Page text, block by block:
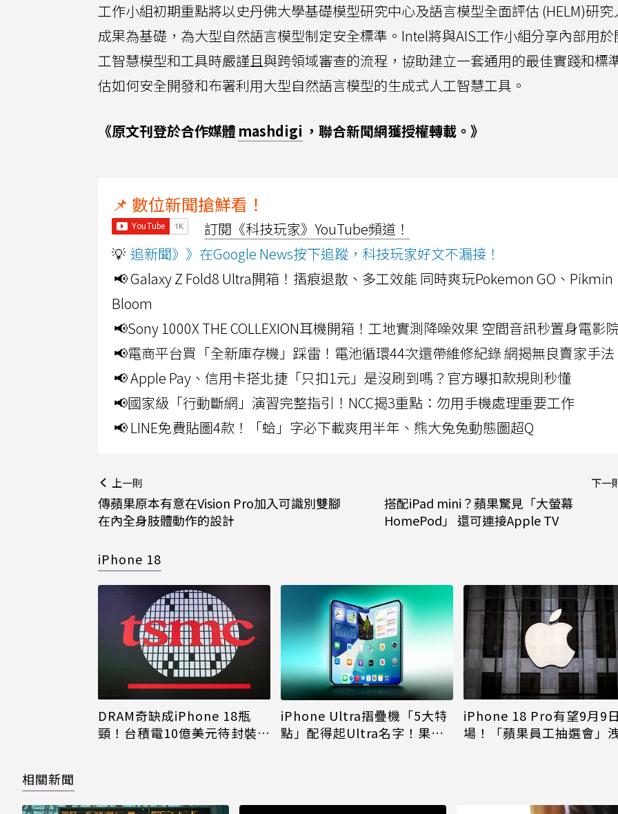
工作小組初期重點將以史丹佛大學基礎模型研究中心及語言模型全面評估 (HELM)研究
成果為基礎，為大型自然語言模型制定安全標準。Intel將與AIS工作小組分享內部用
工智慧模型和工具時嚴謹且與跨領域審查的流程，協助建立一套通用的最佳實踐和標
估如何安全開發和布署利用大型自然語言模型的生成式人工智慧工具。
《原文刊登於合作媒體 mashdigi ，聯合新聞網獲授權轉載。》
📌 數位新聞搶鮮看！
訂閱《科技玩家》YouTube頻道！
💡 追新聞》》在Google News按下追蹤，科技玩家好文不漏接！
📢 Galaxy Z Fold8 Ultra開箱！摺痕退散、多工效能 同時爽玩Pokemon GO、Pikmin
Bloom
📢Sony 1000X THE COLLEXION耳機開箱！工地實測降噪效果 空間音訊秒置身電影
📢電商平台買「全新庫存機」踩雷！電池循環44次還帶維修紀錄 網揭無良賣家手法
📢 Apple Pay、信用卡搭北捷「只扣1元」是沒刷到嗎？官方曝扣款規則秒懂
📢國家級「行動斷網」演習完整指引！NCC揭3重點：勿用手機處理重要工作
📢 LINE免費貼圖4款！「蛤」字必下載爽用半年、熊大兔兔動態圖超Q
上一則
傳蘋果原本有意在Vision Pro加入可識別雙腳
在內全身肢體動作的設計
下一
搭配iPad mini？蘋果驚見「大螢幕
HomePod」 還可連接Apple TV
iPhone 18
DRAM奇缺成iPhone 18瓶
頸！台積電10億美元待封裝晶
iPhone Ultra摺疊機「5大特
點」配得起Ultra名字！果粉
iPhone 18 Pro有望9月9
場！「蘋果員工抽選會」
相關新聞